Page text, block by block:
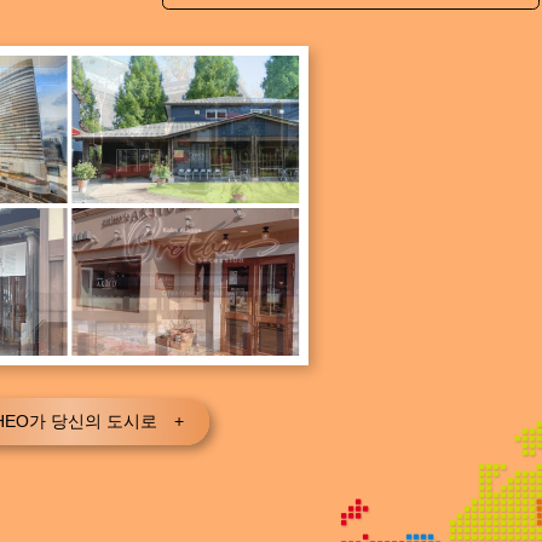
가 당신의 도시로